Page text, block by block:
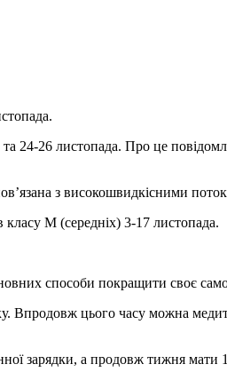
24-26 листопада. Про це
з високошвидкісними
класу М (середніх) 3-17 листопада.
способи покращити своє
Впродовж цього часу можна
зарядки, а продовж тижня мати